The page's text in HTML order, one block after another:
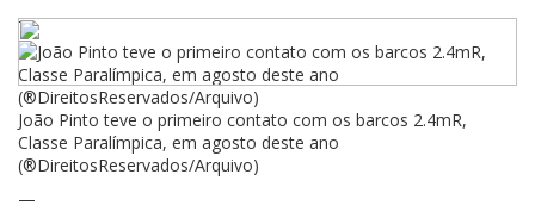
—
João Pinto teve o primeiro contato com os barcos 2.4mR,
Classe Paralímpica, em agosto deste ano
(®DireitosReservados/Arquivo)
—